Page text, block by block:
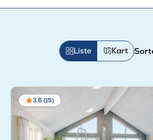
Liste Kart
3,6 (15)